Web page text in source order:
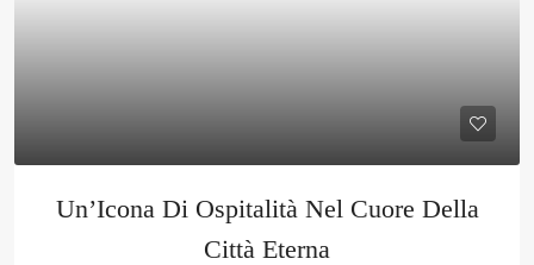
Un’Icona Di Ospitalità Nel Cuore Della
Città Eterna